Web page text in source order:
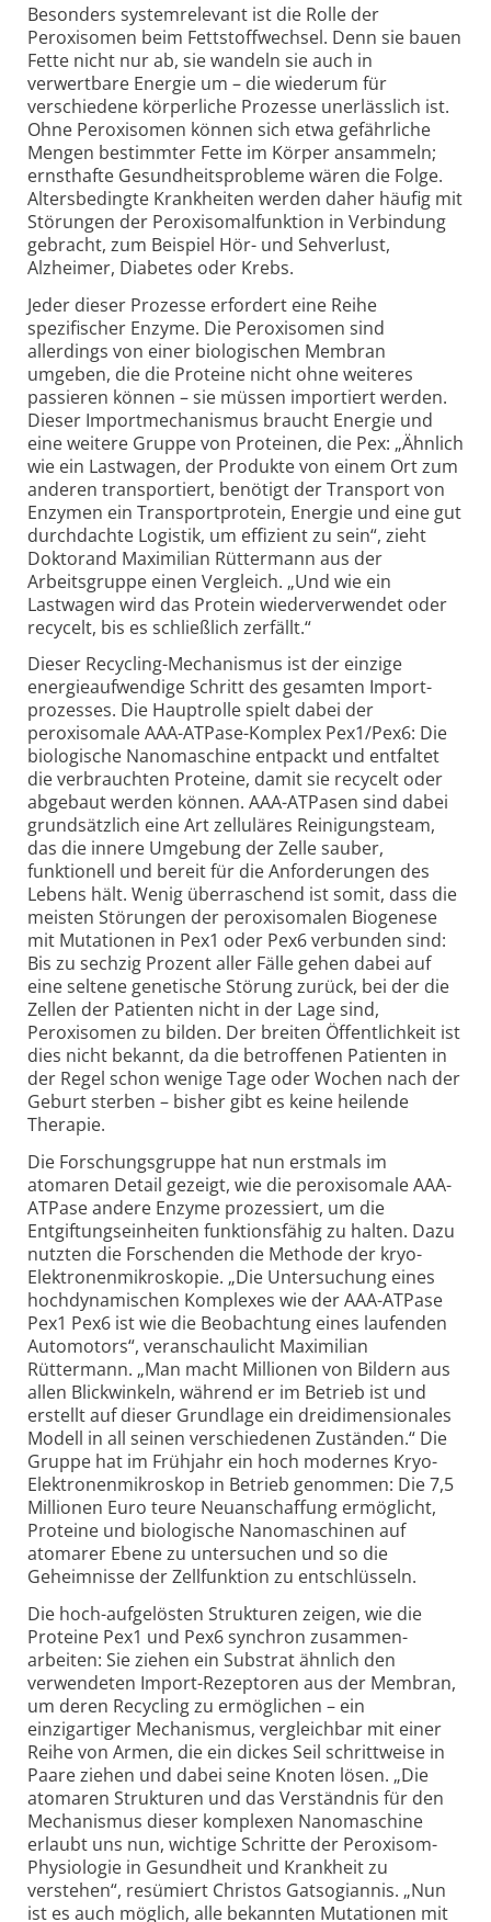
Besonders systemrelevant ist die Rolle der
Peroxisomen beim Fettstoffwechsel. Denn sie bauen
Fette nicht nur ab, sie wandeln sie auch in
verwertbare Energie um – die wiederum für
verschiedene körperliche Prozesse unerlässlich ist.
Ohne Peroxisomen können sich etwa gefährliche
Mengen bestimmter Fette im Körper ansammeln;
ernsthafte Gesundheits­probleme wären die Folge.
Alters­bedingte Krankheiten werden daher häufig mit
Störungen der Peroxisomal­funktion in Verbindung
gebracht, zum Beispiel Hör- und Sehverlust,
Alzheimer, Diabetes oder Krebs.
Jeder dieser Prozesse erfordert eine Reihe
spezifischer Enzyme. Die Peroxisomen sind
allerdings von einer biologischen Membran
umgeben, die die Proteine nicht ohne weiteres
passieren können – sie müssen importiert werden.
Dieser Import­mechanismus braucht Energie und
eine weitere Gruppe von Proteinen, die Pex: „Ähnlich
wie ein Lastwagen, der Produkte von einem Ort zum
anderen transportiert, benötigt der Transport von
Enzymen ein Transportprotein, Energie und eine gut
durchdachte Logistik, um effizient zu sein“, zieht
Doktorand Maximilian Rüttermann aus der
Arbeitsgruppe einen Vergleich. „Und wie ein
Lastwagen wird das Protein wieder­verwendet oder
recycelt, bis es schließlich zerfällt.“
Dieser Recycling-Mechanismus ist der einzige
energie­aufwendige Schritt des gesamten Import­
prozesses. Die Hauptrolle spielt dabei der
peroxisomale AAA-ATPase-Komplex Pex1/Pex6: Die
biologische Nano­maschine entpackt und entfaltet
die verbrauchten Proteine, damit sie recycelt oder
abgebaut werden können. AAA-ATPasen sind dabei
grundsätzlich eine Art zelluläres Reinigungsteam,
das die innere Umgebung der Zelle sauber,
funktionell und bereit für die Anforderungen des
Lebens hält. Wenig überraschend ist somit, dass die
meisten Störungen der peroxisomalen Biogenese
mit Mutationen in Pex1 oder Pex6 verbunden sind:
Bis zu sechzig Prozent aller Fälle gehen dabei auf
eine seltene genetische Störung zurück, bei der die
Zellen der Patienten nicht in der Lage sind,
Peroxisomen zu bilden. Der breiten Öffent­lichkeit ist
dies nicht bekannt, da die betroffenen Patienten in
der Regel schon wenige Tage oder Wochen nach der
Geburt sterben – bisher gibt es keine heilende
Therapie.
Die Forschungsgruppe hat nun erstmals im
atomaren Detail gezeigt, wie die peroxisomale AAA-
ATPase andere Enzyme prozessiert, um die
Entgiftungs­einheiten funktionsfähig zu halten. Dazu
nutzten die Forschenden die Methode der kryo-
Elektronen­mikroskopie. „Die Untersuchung eines
hochdynamischen Komplexes wie der AAA-ATPase
Pex1 Pex6 ist wie die Beobachtung eines laufenden
Automotors“, veranschaulicht Maximilian
Rüttermann. „Man macht Millionen von Bildern aus
allen Blickwinkeln, während er im Betrieb ist und
erstellt auf dieser Grundlage ein dreidimensionales
Modell in all seinen verschiedenen Zuständen.“ Die
Gruppe hat im Frühjahr ein hoch modernes Kryo-
Elektronen­mikroskop in Betrieb genommen: Die 7,5
Millionen Euro teure Neuanschaffung ermöglicht,
Proteine und biologische Nanomaschinen auf
atomarer Ebene zu untersuchen und so die
Geheimnisse der Zellfunktion zu entschlüsseln.
Die hoch-aufgelösten Strukturen zeigen, wie die
Proteine Pex1 und Pex6 synchron zusammen­
arbeiten: Sie ziehen ein Substrat ähnlich den
verwendeten Import-Rezeptoren aus der Membran,
um deren Recycling zu ermöglichen – ein
einzigartiger Mechanismus, vergleichbar mit einer
Reihe von Armen, die ein dickes Seil schrittweise in
Paare ziehen und dabei seine Knoten lösen. „Die
atomaren Strukturen und das Verständnis für den
Mechanismus dieser komplexen Nanomaschine
erlaubt uns nun, wichtige Schritte der Peroxisom-
Physiologie in Gesundheit und Krankheit zu
verstehen“, resümiert Christos Gatsogiannis. „Nun
ist es auch möglich, alle bekannten Mutationen mit